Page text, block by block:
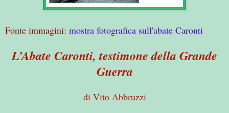
Fonte immagini: mostra fotografica sull'abate Caronti
L’Abate Caronti, testimone della Grande
Guerra
di Vito Abbruzzi